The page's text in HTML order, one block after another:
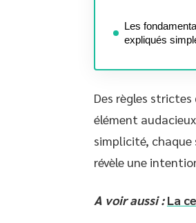
Les
expliqués
Des règles
élément
simplicité,
révèle une
A voir aussi : La